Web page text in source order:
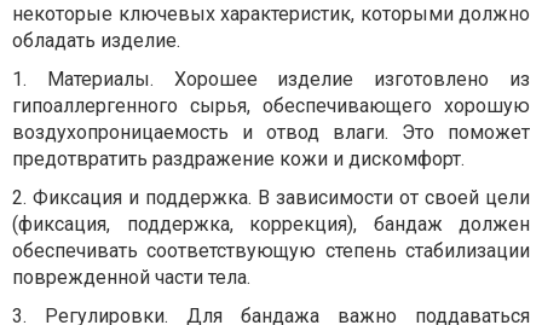
некоторые ключевых характеристик, которыми должно
обладать изделие.
1. Материалы. Хорошее изделие изготовлено из
гипоаллергенного сырья, обеспечивающего хорошую
воздухопроницаемость и отвод влаги. Это поможет
предотвратить раздражение кожи и дискомфорт.
2. Фиксация и поддержка. В зависимости от своей цели
(фиксация, поддержка, коррекция), бандаж должен
обеспечивать соответствующую степень стабилизации
поврежденной части тела.
3. Регулировки. Для бандажа важно поддаваться